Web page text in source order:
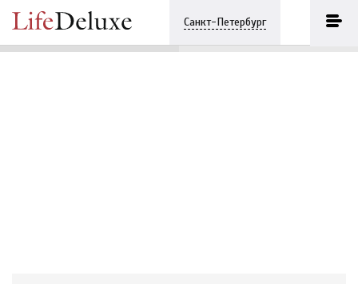
Санкт-Петербург
Yard Residences & Penthouses
+7 (812) 2506870 ПОЗВОНИТЬ